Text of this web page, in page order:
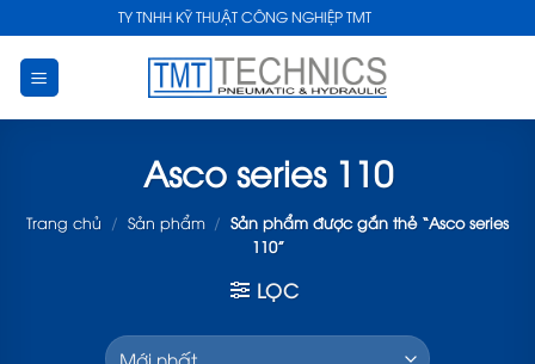
to
content
CÔNG TY TNHH KỸ THUẬT CÔNG NGHIỆP TMT
Asco series 110
Trang chủ / Sản phẩm / Sản phẩm được gắn thẻ “Asco series
110”
LỌC